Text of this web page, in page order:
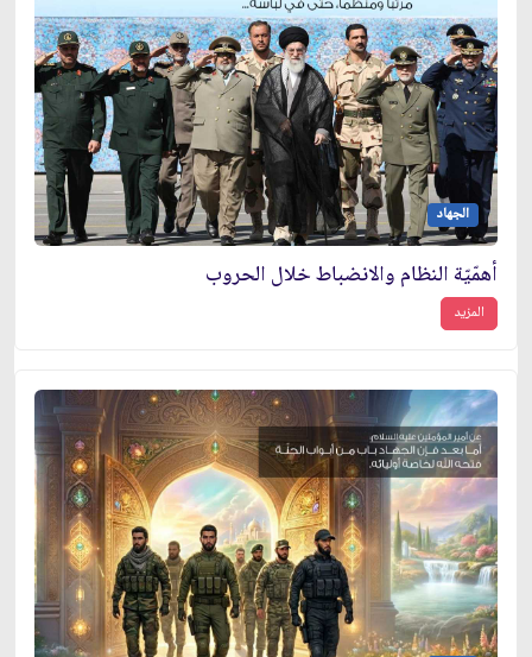
الجهاد
أهمّيّة النظام والانضباط خلال الحروب
المزيد